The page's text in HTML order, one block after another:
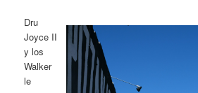
Dru
Joyce II
y los
Walker
le